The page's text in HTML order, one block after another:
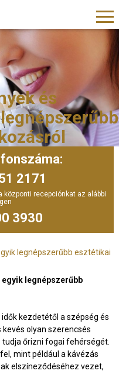
és
2171
központi recepciónkat az alábbi
3930
legnépszerűbb esztétikai
legnépszerűbb
kezdetétől a szépség és
olyan szerencsés
őrizni fogai fehérségét.
mint például a kávézás
elszíneződéséhez vezet,